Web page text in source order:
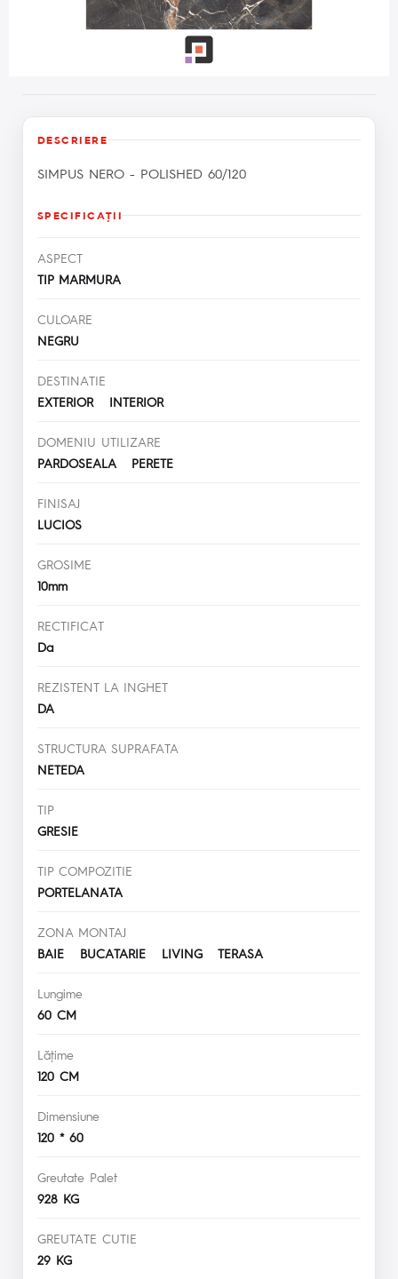
DESCRIERE
SIMPUS NERO - POLISHED 60/120
SPECIFICAŢII
ASPECT
TIP MARMURA
CULOARE
NEGRU
DESTINATIE
EXTERIOR INTERIOR
DOMENIU UTILIZARE
PARDOSEALA PERETE
FINISAJ
LUCIOS
GROSIME
10mm
RECTIFICAT
Da
REZISTENT LA INGHET
DA
STRUCTURA SUPRAFATA
NETEDA
TIP
GRESIE
TIP COMPOZITIE
PORTELANATA
ZONA MONTAJ
BAIE BUCATARIE LIVING TERASA
Lungime
60 CM
Lăţime
120 CM
Dimensiune
120 * 60
Greutate Palet
928 KG
GREUTATE CUTIE
29 KG